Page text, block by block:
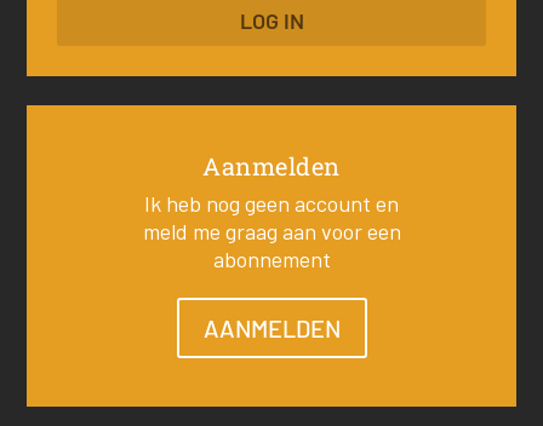
LOG IN
Aanmelden
Ik heb nog geen account en
meld me graag aan voor een
abonnement
AANMELDEN